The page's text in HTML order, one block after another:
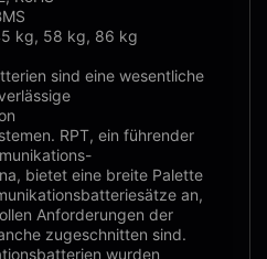
kg, 58 kg, 86 kg
sind eine wesentliche
RPT, ein führender
bietet eine breite Palette
an,
Anforderungen der
zugeschnitten sind.
wurden